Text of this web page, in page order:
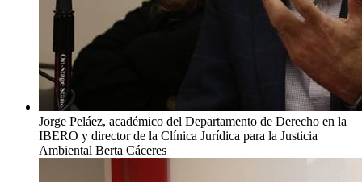
Jorge Peláez, académico del Departamento de Derecho en la
IBERO y director de la Clínica Jurídica para la Justicia
Ambiental Berta Cáceres